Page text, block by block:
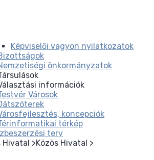
Képviselői vagyon nyilatkozatok
önkormányzatok
információk
Városok
koncepciók
térkép
terv
Közös Hivatal >